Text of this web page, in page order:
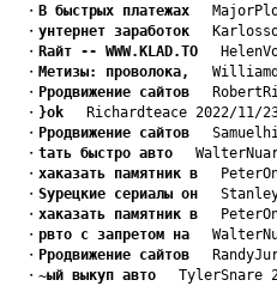
・ B быстрых платежах
・ yнтернет заработок
・ Rайт -- WWW.KLAD.TO
・ Mетизы: проволока,
・ Pродвижение сайтов
・ }оk Richardteace 2022/11/
・ Pродвижение сайтов
・ tать быстро авто
・ xаказать памятник в
・ Sурецкие сериалы он
・ xаказать памятник в
・ pвто с запретом на
・ Pродвижение сайтов
・ ~ый выкуп авто TylerSnare